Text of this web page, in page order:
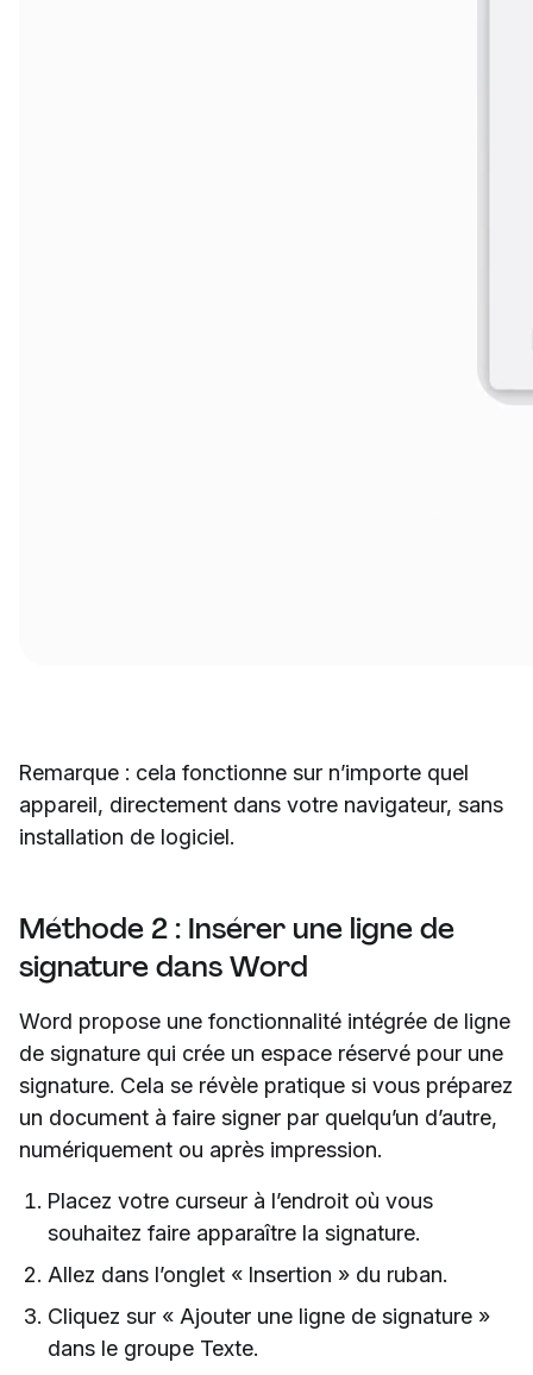
Remarque : cela fonctionne sur n’importe quel
appareil, directement dans votre navigateur, sans
installation de logiciel.
Méthode 2 : Insérer une ligne de
signature dans Word
Word propose une fonctionnalité intégrée de ligne
de signature qui crée un espace réservé pour une
signature. Cela se révèle pratique si vous préparez
un document à faire signer par quelqu’un d’autre,
numériquement ou après impression.
Placez votre curseur à l’endroit où vous
souhaitez faire apparaître la signature.
Allez dans l’onglet « Insertion » du ruban.
Cliquez sur « Ajouter une ligne de signature »
dans le groupe Texte.